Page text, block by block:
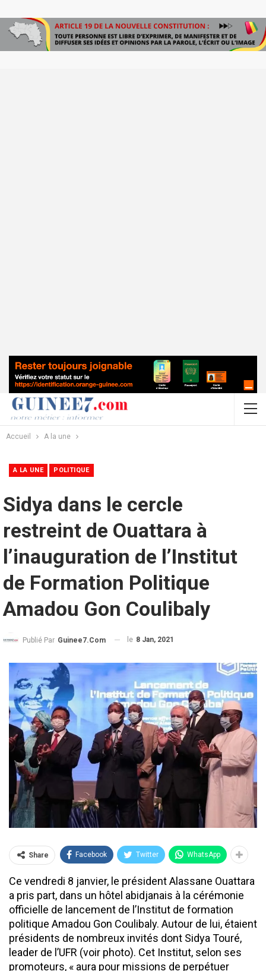
Accueil A la une
A LA UNE POLITIQUE
Sidya dans le cercle
restreint de Ouattara à
l’inauguration de l’Institut
de Formation Politique
Amadou Gon Coulibaly
Publié Par Guinee7.com le 8 Jan, 2021
Share Facebook Twitter WhatsApp
Ce vendredi 8 janvier, le président Alassane Ouattara
a pris part, dans un hôtel abidjanais à la cérémonie
officielle de lancement de l’Institut de formation
politique Amadou Gon Coulibaly. Autour de lui, étaient
présidents de nombreux invités dont Sidya Touré,
leader de l’UFR (voir photo). Cet Institut, selon ses
promoteurs, « aura pour missions de perpétuer